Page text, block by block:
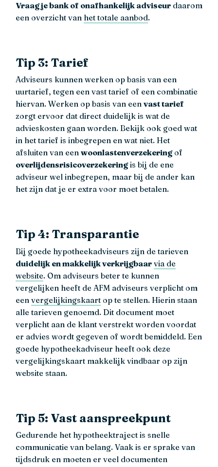
Vraag je bank of onafhankelijk adviseur daarom
een overzicht van het totale aanbod.
Tip 3: Tarief
Adviseurs kunnen werken op basis van een
uurtarief, tegen een vast tarief of een combinatie
hiervan. Werken op basis van een vast tarief
zorgt ervoor dat direct duidelijk is wat de
advieskosten gaan worden. Bekijk ook goed wat
in het tarief is inbegrepen en wat niet. Het
afsluiten van een woonlastenverzekeringof
overlijdensrisicoverzekeringis bij de ene
adviseur wel inbegrepen, maar bij de ander kan
het zijn dat je er extra voor moet betalen.
Tip 4: Transparantie
Bij goede hypotheekadviseurs zijn de tarieven
duidelijk en makkelijk verkrijgbaar via de
website. Om adviseurs beter te kunnen
vergelijken heeft de AFM adviseurs verplicht om
een vergelijkingskaart op te stellen. Hierin staan
alle tarieven genoemd. Dit document moet
verplicht aan de klant verstrekt worden voordat
er advies wordt gegeven of wordt bemiddeld. Een
goede hypotheekadviseur heeft ook deze
vergelijkingskaart makkelijk vindbaar op zijn
website staan.
Tip 5: Vast aanspreekpunt
Gedurende het hypotheektraject is snelle
communicatie van belang. Vaak is er sprake van
tijdsdruk en moeten er veel documenten